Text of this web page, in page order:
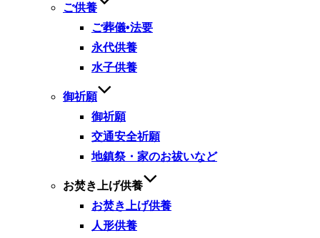
ご供養
ご葬儀•法要
永代供養
水子供養
御祈願
御祈願
交通安全祈願
地鎮祭・家のお祓いなど
お焚き上げ供養
お焚き上げ供養
人形供養